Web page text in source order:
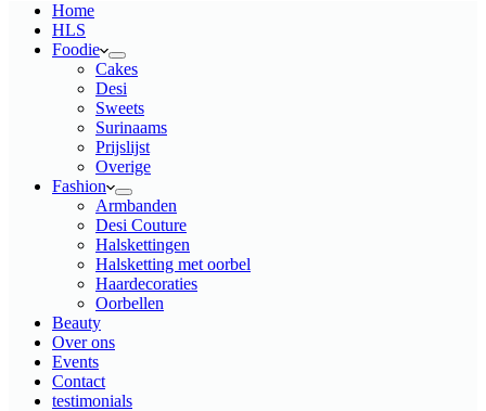
Home
HLS
Foodie
Cakes
Desi
Sweets
Surinaams
Prijslijst
Overige
Fashion
Armbanden
Desi Couture
Halskettingen
Halsketting met oorbel
Haardecoraties
Oorbellen
Beauty
Over ons
Events
Contact
testimonials